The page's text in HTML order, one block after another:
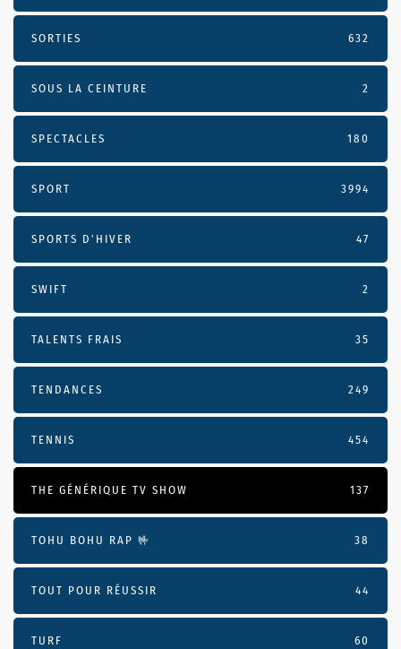
SORTIES 632
SOUS LA CEINTURE 2
SPECTACLES 180
SPORT 3994
SPORTS D'HIVER 47
SWIFT 2
TALENTS FRAIS 35
TENDANCES 249
TENNIS 454
THE GÉNÉRIQUE TV SHOW 137
TOHU BOHU RAP 🤟 38
TOUT POUR RÉUSSIR 44
TURF 60